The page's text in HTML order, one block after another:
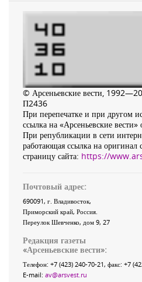
© Арсеньевские вести,
П2436
При перепечатке и при другом
ссылка на «Арсеньевские вести»
При републикации в сети
работающая ссылка на оригинал
страницу сайта: https://
Почтовый адрес:
690091, г. Владивосток,
Приморский край, Россия
Переулок Шевченко, дом 9, 27
Редакция газеты
«Арсеньевские вести»:
Телефон: +7 (423) 240-70-21, факс: +7
E-mail: av@arsvest.ru